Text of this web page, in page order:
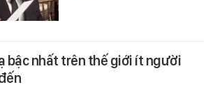
bậc nhất trên thế giới ít người